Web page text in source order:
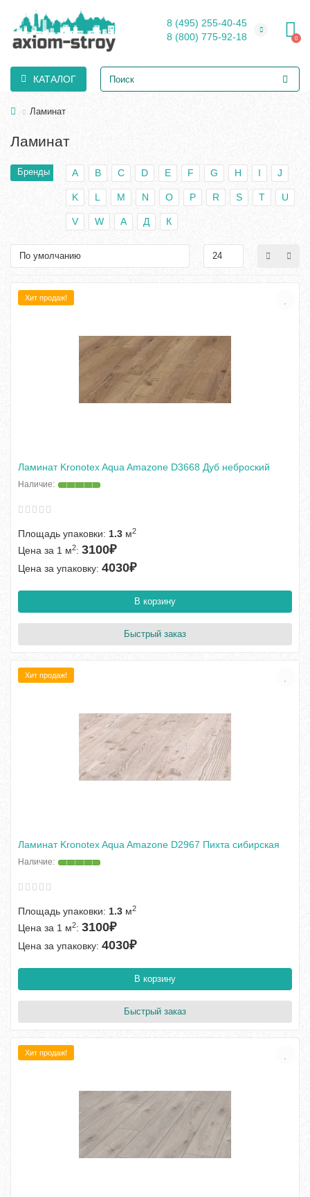
8 (495) 255-40-45
8 (800) 775-92-18
0
КАТАЛОГ
Ламинат
Ламинат
Бренды A B C D E F G H I J
K L M N O P R S T U
V W А Д К
Хит продаж!
Ламинат Kronotex Aqua Amazone D3668 Дуб неброский
Площадь упаковки: 1.3 м2
Цена за 1 м2: 3100₽
Цена за упаковку: 4030₽
В корзину
Быстрый заказ
Хит продаж!
Ламинат Kronotex Aqua Amazone D2967 Пихта сибирская
Площадь упаковки: 1.3 м2
Цена за 1 м2: 3100₽
Цена за упаковку: 4030₽
В корзину
Быстрый заказ
Хит продаж!